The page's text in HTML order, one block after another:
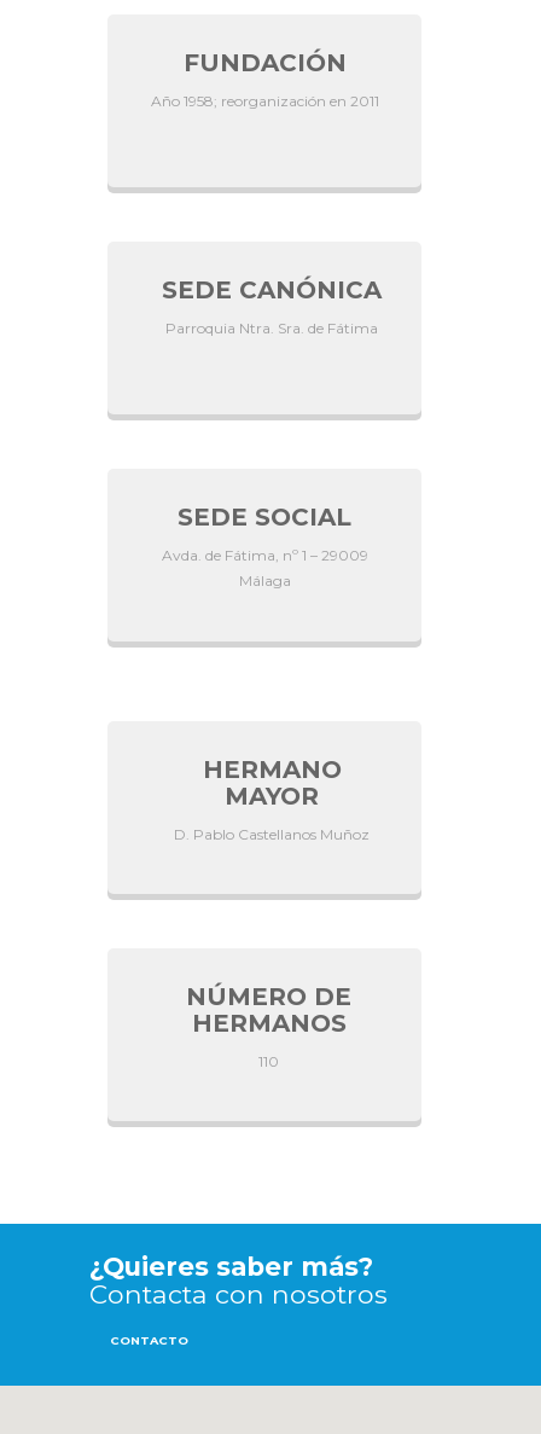
FUNDACIÓN
Año 1958; reorganización en 2011
SEDE CANÓNICA
Parroquia Ntra. Sra. de Fátima
SEDE SOCIAL
Avda. de Fátima, nº 1 – 29009
Málaga
HERMANO
MAYOR
D. Pablo Castellanos Muñoz
NÚMERO DE
HERMANOS
110
¿Quieres saber más?
Contacta con nosotros
CONTACTO